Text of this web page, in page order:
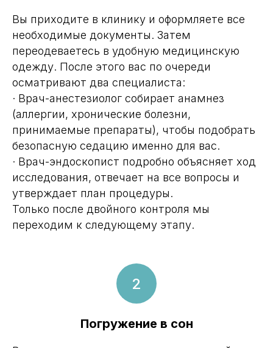
Вы приходите в клинику и оформляете все
необходимые документы. Затем
переодеваетесь в удобную медицинскую
одежду. После этого вас по очереди
осматривают два специалиста:
· Врач-анестезиолог собирает анамнез
(аллергии, хронические болезни,
принимаемые препараты), чтобы подобрать
безопасную седацию именно для вас.
· Врач-эндоскопист подробно объясняет ход
исследования, отвечает на все вопросы и
утверждает план процедуры.
Только после двойного контроля мы
переходим к следующему этапу.
Погружение в сон